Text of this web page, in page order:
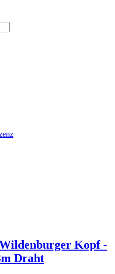
Kopf -
Draht